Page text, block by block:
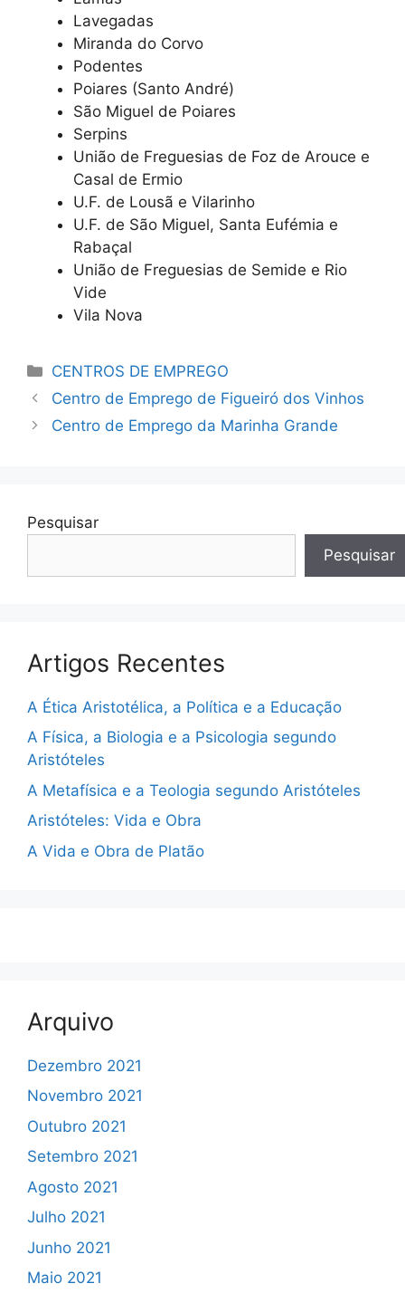
Lavegadas
Miranda do Corvo
Podentes
Poiares (Santo André)
São Miguel de Poiares
Serpins
União de Freguesias de Foz de Arouce e
Casal de Ermio
U.F. de Lousã e Vilarinho
U.F. de São Miguel, Santa Eufémia e
Rabaçal
União de Freguesias de Semide e Rio
Vide
Vila Nova
Categorias
CENTROS DE EMPREGO
Centro de Emprego de Figueiró dos Vinhos
Centro de Emprego da Marinha Grande
Pesquisar
Pesquisar
Artigos Recentes
A Ética Aristotélica, a Política e a Educação
A Física, a Biologia e a Psicologia segundo
Aristóteles
A Metafísica e a Teologia segundo Aristóteles
Aristóteles: Vida e Obra
A Vida e Obra de Platão
Arquivo
Dezembro 2021
Novembro 2021
Outubro 2021
Setembro 2021
Agosto 2021
Julho 2021
Junho 2021
Maio 2021